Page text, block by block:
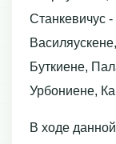
Станкевичус
Буткиене,
Урбониене,
В ходе